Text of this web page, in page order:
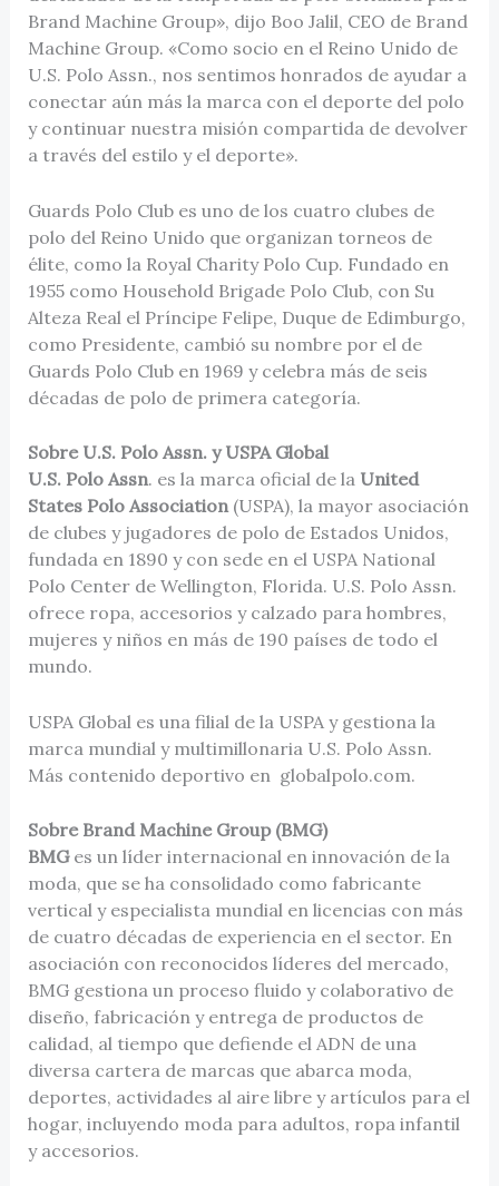
Brand Machine Group», dijo Boo Jalil, CEO de Brand
Machine Group. «Como socio en el Reino Unido de
U.S. Polo Assn., nos sentimos honrados de ayudar a
conectar aún más la marca con el deporte del polo
y continuar nuestra misión compartida de devolver
a través del estilo y el deporte».
Guards Polo Club es uno de los cuatro clubes de
polo del Reino Unido que organizan torneos de
élite, como la Royal Charity Polo Cup. Fundado en
1955 como Household Brigade Polo Club, con Su
Alteza Real el Príncipe Felipe, Duque de Edimburgo,
como Presidente, cambió su nombre por el de
Guards Polo Club en 1969 y celebra más de seis
décadas de polo de primera categoría.
Sobre U.S. Polo Assn. y USPA Global
U.S. Polo Assn. es la marca oficial de la United
States Polo Association(USPA), la mayor asociación
de clubes y jugadores de polo de Estados Unidos,
fundada en 1890 y con sede en el USPA National
Polo Center de Wellington, Florida. U.S. Polo Assn.
ofrece ropa, accesorios y calzado para hombres,
mujeres y niños en más de 190 países de todo el
mundo.
USPA Global es una filial de la USPA y gestiona la
marca mundial y multimillonaria U.S. Polo Assn.
Más contenido deportivo en globalpolo.com.
Sobre Brand Machine Group (BMG)
BMGes un líder internacional en innovación de la
moda, que se ha consolidado como fabricante
vertical y especialista mundial en licencias con más
de cuatro décadas de experiencia en el sector. En
asociación con reconocidos líderes del mercado,
BMG gestiona un proceso fluido y colaborativo de
diseño, fabricación y entrega de productos de
calidad, al tiempo que defiende el ADN de una
diversa cartera de marcas que abarca moda,
deportes, actividades al aire libre y artículos para el
hogar, incluyendo moda para adultos, ropa infantil
y accesorios.